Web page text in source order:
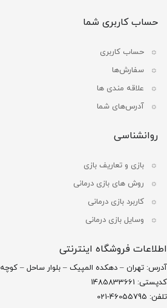
حساب کاربری شما
حساب کاربری
سفارش‌ها
علاقه مندی ها
آدرس‌های شما
روانشناسی
بازی و تعاریف بازی
روش های بازی درمانی
کاربرد بازی درمانی
وسایل بازی درمانی
اطلاعات فروشگاه اینترنتی
آدرس: تهران – دهکده المپیک – بلوار ساحل – کوچه 53 – پلاک 10
کدپستی: 1485833661
تلفن: 46055795-021